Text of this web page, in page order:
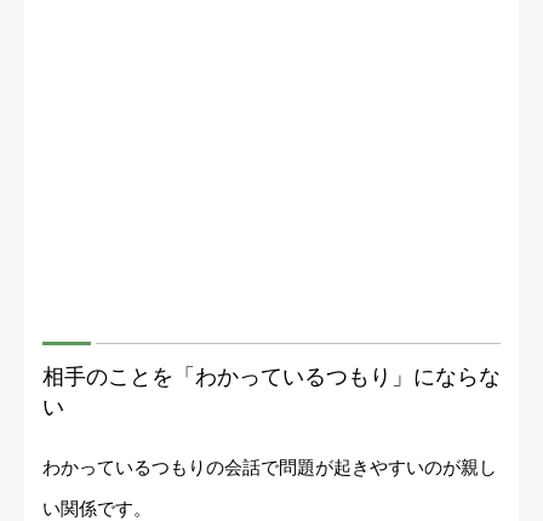
相手のことを「わかっているつもり」にならな
い
わかっているつもりの会話で問題が起きやすいのが親し
い関係です。